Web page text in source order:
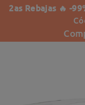
2as Rebajas 🔥 -